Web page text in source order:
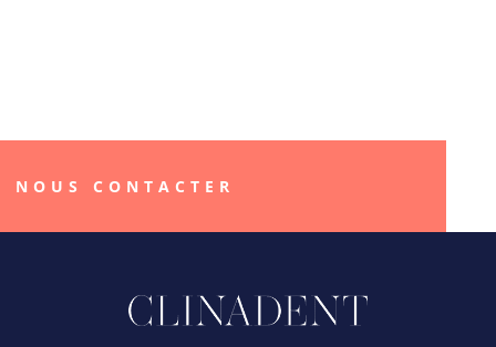
NOUS CONTACTER